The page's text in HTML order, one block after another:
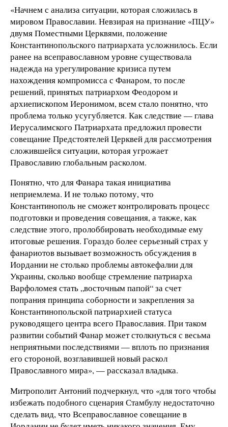
«Начнем с анализа ситуации, которая сложилась в
мировом Православии. Невзирая на признание «ПЦУ»
двумя Поместными Церквями, положение
Константинопольского патриархата усложнилось. Если
ранее на всеправославном уровне существовала
надежда на урегулирование кризиса путем
нахождения компромисса с Фанаром, то после
решений, принятых патриархом Феодором и
архиепископом Иеронимом, всем стало понятно, что
проблема только усугубляется. Как следствие — глава
Иерусалимского Патриархата предложил провести
совещание Предстоятелей Церквей для рассмотрения
сложившейся ситуации, которая угрожает
Православию глобальным расколом.
Понятно, что для Фанара такая инициатива
неприемлема. И не только потому, что
Константинополь не сможет контролировать процесс
подготовки и проведения совещания, а также, как
следствие этого, пролоббировать необходимые ему
итоговые решения. Гораздо более серьезный страх у
фанариотов вызывает возможность обсуждения в
Иордании не столько проблемы автокефалии для
Украины, сколько вообще стремление патриарха
Варфоломея стать „восточным папой“ за счет
попрания принципа соборности и закрепления за
Константинопольской патриархией статуса
руководящего центра всего Православия. При таком
развитии событий Фанар может столкнуться с весьма
неприятными последствиями — вплоть по признания
его стороной, возглавившей новый раскол
Православного мира», — рассказал владыка.
Митрополит Антоний подчеркнул, что «для того чтобы
избежать подобного сценария Стамбулу недостаточно
сделать вид, что Всеправославное совещание в